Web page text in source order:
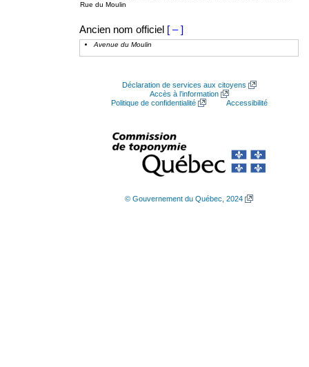
Rue du Moulin
Ancien nom officiel [ – ]
Avenue du Moulin
Déclaration de services aux citoyens
Accès à l’information
Politique de confidentialité
Accessibilité
© Gouvernement du Québec, 2024